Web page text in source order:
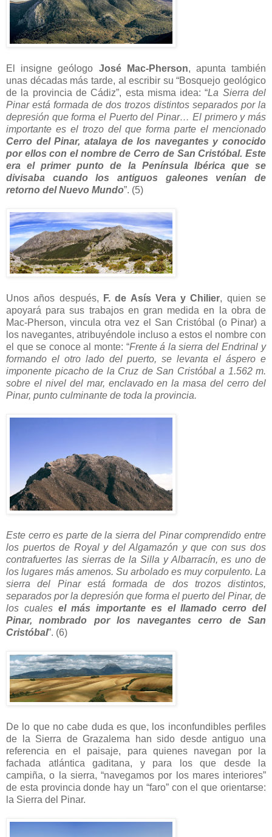
El insigne geólogo José Mac-Pherson, apunta también
unas décadas más tarde, al escribir su “Bosquejo geológico
de la provincia de Cádiz”, esta misma idea: “La Sierra del
Pinar está formada de dos trozos distintos separados por la
depresión que forma el Puerto del Pinar… El primero y más
importante es el trozo del que forma parte el mencionado
Cerro del Pinar, atalaya de los navegantes y conocido
por ellos con el nombre de Cerro de San Cristóbal. Este
era el primer punto de la Península Ibérica que se
divisaba cuando los antiguos galeones venían de
retorno del Nuevo Mundo”. (5)
Unos años después, F. de Asís Vera y Chilier, quien se
apoyará para sus trabajos en gran medida en la obra de
Mac-Pherson, vincula otra vez el San Cristóbal (o Pinar) a
los navegantes, atribuyéndole incluso a estos el nombre con
el que se conoce al monte: “Frente á la sierra del Endrinal y
formando el otro lado del puerto, se levanta el áspero e
imponente picacho de la Cruz de San Cristóbal a 1.562 m.
sobre el nivel del mar, enclavado en la masa del cerro del
Pinar, punto culminante de toda la provincia.
Este cerro es parte de la sierra del Pinar comprendido entre
los puertos de Royal y del Algamazón y que con sus dos
contrafuertes las sierras de la Silla y Albarracín, es uno de
los lugares más amenos. Su arbolado es muy corpulento. La
sierra del Pinar está formada de dos trozos distintos,
separados por la depresión que forma el puerto del Pinar, de
los cuales el más importante es el llamado cerro del
Pinar, nombrado por los navegantes cerro de San
Cristóbal”. (6)
De lo que no cabe duda es que, los inconfundibles perfiles
de la Sierra de Grazalema han sido desde antiguo una
referencia en el paisaje, para quienes navegan por la
fachada atlántica gaditana, y para los que desde la
campiña, o la sierra, “navegamos por los mares interiores”
de esta provincia donde hay un “faro” con el que orientarse:
la Sierra del Pinar.